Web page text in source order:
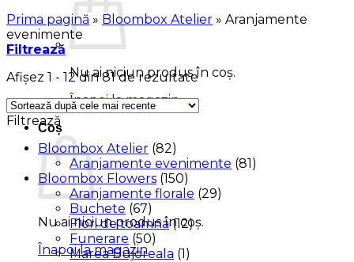
Nu ai niciun produs în coș.
Înapoi la magazin
Coș
Nu ai niciun produs în coș.
Înapoi la magazin
Prima pagină » Bloombox Atelier » Aranjamente
evenimente
Filtrează
Afișez 1 - 12 din 81 de rezultateSortat
Filtrează
Bloombox Atelier (82)
Aranjamente evenimente (81)
Bloombox Flowers (150)
Aranjamente florale (29)
Buchete (67)
Flori de toamna (12)
Funerare (50)
Marea Bujoreala (1)